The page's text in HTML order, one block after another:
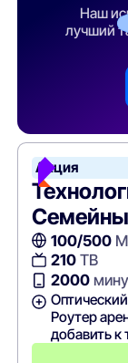
Наш
лучший
Акция
100/500
210ТВ
2000
Роутер
добавить к